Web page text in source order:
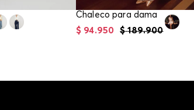
Chaleco para dama
$ 189.900
$ 94.950